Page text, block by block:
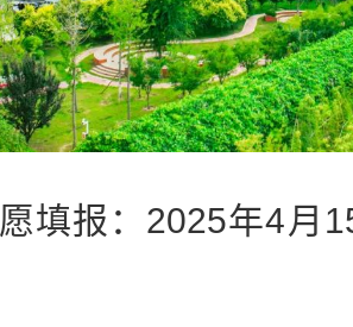
报：2025年4月